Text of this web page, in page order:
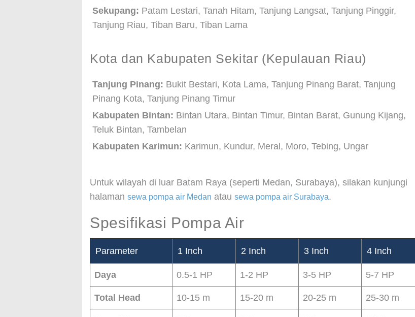
Sekupang: Patam Lestari, Tanah Hitam, Tanjung Langsat, Tanjung Pinggir,
Tanjung Riau, Tiban Baru, Tiban Lama
Kota dan Kabupaten Sekitar (Kepulauan Riau)
Tanjung Pinang: Bukit Bestari, Kota Lama, Tanjung Pinang Barat, Tanjung
Pinang Kota, Tanjung Pinang Timur
Kabupaten Bintan: Bintan Utara, Bintan Timur, Bintan Barat, Gunung Kijang,
Teluk Bintan, Tambelan
Kabupaten Karimun: Karimun, Kundur, Meral, Moro, Tebing, Ungar
Untuk wilayah di luar Batam Raya (seperti Medan, Surabaya), silakan kunjungi
halaman sewa pompa air Medan atau sewa pompa air Surabaya.
Spesifikasi Pompa Air
Parameter 1 Inch 2 Inch 3 Inch 4 Inch
Daya 0.5-1 HP 1-2 HP 3-5 HP 5-7 HP
Total Head 10-15 m 15-20 m 20-25 m 25-30 m